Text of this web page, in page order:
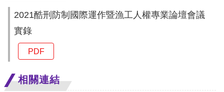
核
心
人
權
公
2021酷刑防制國際運作暨漁工人權專業論壇會議
實錄
PDF
相關連結